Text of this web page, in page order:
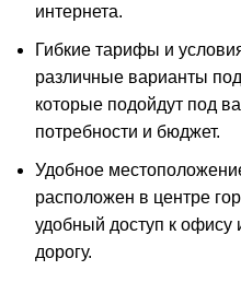
интернета.
Гибкие тарифы и
различные варианты
которые подойдут под
потребности и бюджет.
Удобное
расположен в центре
удобный доступ к офису
дорогу.